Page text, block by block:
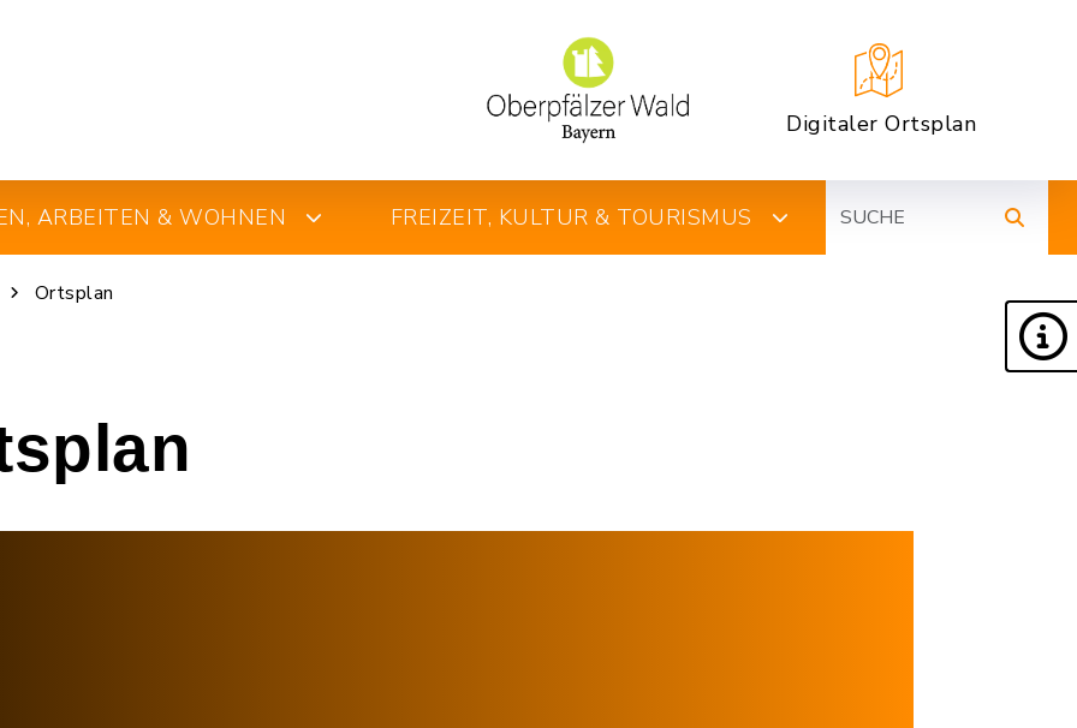
Digitaler Ortsplan
ARBEITEN & WOHNEN FREIZEIT, KULTUR & TOURISMUS
Ortsplan